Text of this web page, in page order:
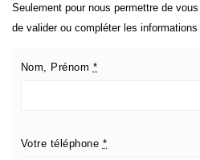
Seulement pour nous permettre de
de valider ou compléter les informations
Nom, Prénom *
Votre téléphone *